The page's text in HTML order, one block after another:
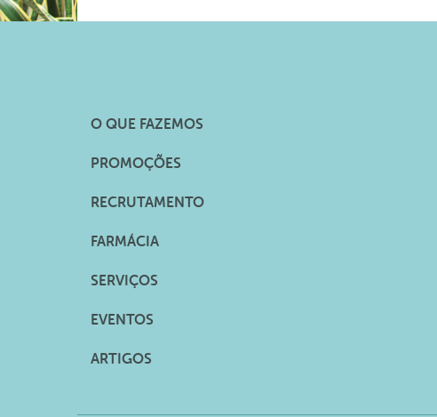
O QUE FAZEMOS
PROMOÇÕES
RECRUTAMENTO
FARMÁCIA
SERVIÇOS
EVENTOS
ARTIGOS